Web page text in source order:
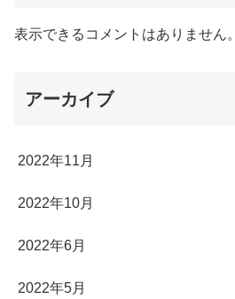
表示できるコメントはありません。
アーカイブ
2022年11月
2022年10月
2022年6月
2022年5月